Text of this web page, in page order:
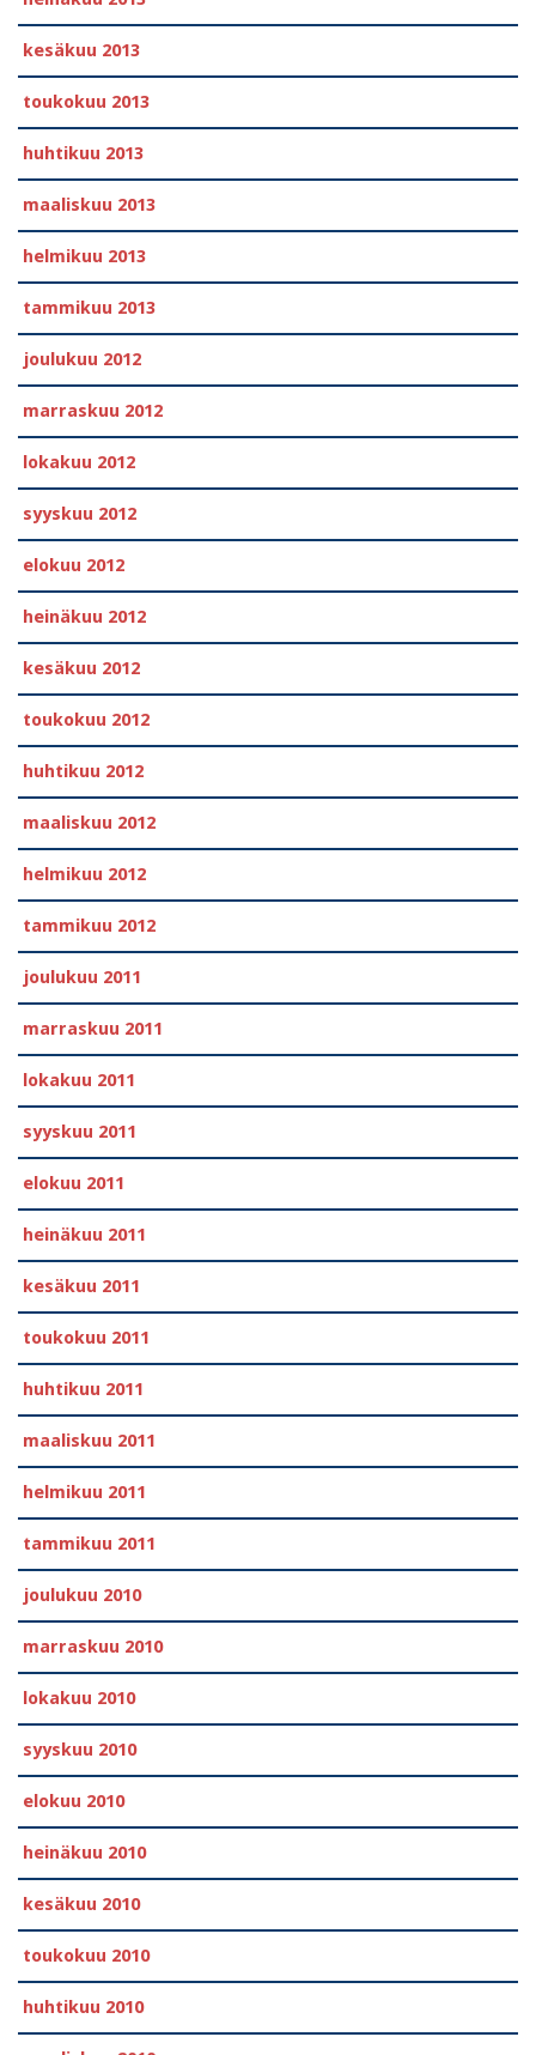
kesäkuu 2013
toukokuu 2013
huhtikuu 2013
maaliskuu 2013
helmikuu 2013
tammikuu 2013
joulukuu 2012
marraskuu 2012
lokakuu 2012
syyskuu 2012
elokuu 2012
heinäkuu 2012
kesäkuu 2012
toukokuu 2012
huhtikuu 2012
maaliskuu 2012
helmikuu 2012
tammikuu 2012
joulukuu 2011
marraskuu 2011
lokakuu 2011
syyskuu 2011
elokuu 2011
heinäkuu 2011
kesäkuu 2011
toukokuu 2011
huhtikuu 2011
maaliskuu 2011
helmikuu 2011
tammikuu 2011
joulukuu 2010
marraskuu 2010
lokakuu 2010
syyskuu 2010
elokuu 2010
heinäkuu 2010
kesäkuu 2010
toukokuu 2010
huhtikuu 2010